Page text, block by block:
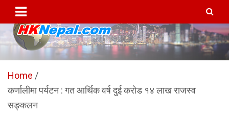
content
HKNepal.com – हङकङबाट
सञ्चालित पहिलो नेपाली अनलाईन
पत्रिका
hknepal, hknepal.com, hk nepal, hk nepal com
Home
कर्णालीमा पर्यटन : गत आर्थिक वर्ष दुई करोड १४ लाख राजस्व
सङ्कलन